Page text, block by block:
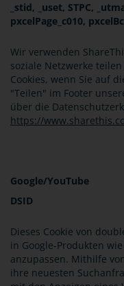
_stid, _uset, STPC,
pxcelPage_c010,
Wir verwenden
soziale Netzwerke
Cookies, wenn Sie auf
"Teilen" im Footer
über die
https://
Google/YouTube
DSID
Dieses Cookie von
in Google-Produkten
anzupassen. Mithilfe
ihre neuesten